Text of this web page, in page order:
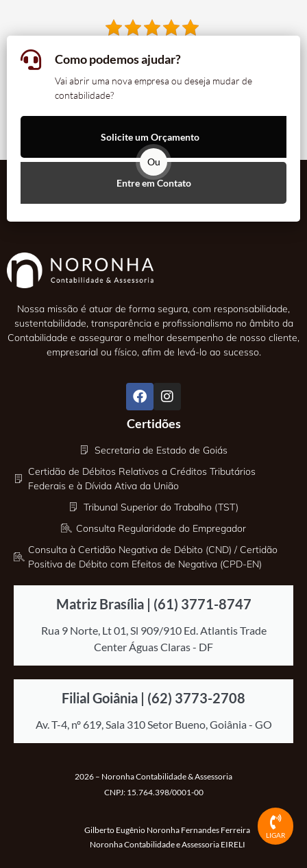
Como podemos ajudar?
Vai abrir uma nova empresa ou deseja mudar de
contabilidade?
Solicite um Orçamento
Ou
Entre em Contato
Nossa missão é atuar de forma segura, com responsabilidade,
sustentabilidade, transparência e profissionalismo no âmbito da
Contabilidade e assegurar o melhor desempenho de nosso cliente,
empresarial ou físico, afim de levá-lo ao sucesso.
Certidões
Secretaria de Estado de Goiás
Certidão de Débitos Relativos a Créditos Tributários
Federais e à Dívida Ativa da União
Tribunal Superior do Trabalho (TST)
Consulta Regularidade do Empregador
Consulta à Certidão Negativa de Débito (CND) / Certidão
Positiva de Débito com Efeitos de Negativa (CPD-EN)
Matriz Brasília | (61) 3771-8747
Rua 9 Norte, Lt 01, Sl 909/910 Ed. Atlantis Trade
Center Águas Claras - DF
Filial Goiânia | (62) 3773-2708
Av. T-4, nº 619, Sala 310 Setor Bueno, Goiânia - GO
2026 – Noronha Contabilidade & Assessoria
CNPJ: 15.764.398/0001-00
Gilberto Eugênio Noronha Fernandes Ferreira
Noronha Contabilidade e Assessoria EIRELI
LIGAR